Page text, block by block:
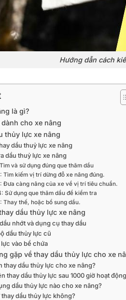
Hướng dẫn cách
là gì?
cho xe nâng
thủy lực xe nâng
dầu thuỷ lực xe nâng
dầu thuỷ lực xe nâng
và sử dụng đúng que thăm dầu
Tìm kiếm vị trí dừng đỗ xe nâng đúng.
Đưa càng nâng của xe về vị trí tiêu chuẩn.
Sử dụng que thăm dầu để kiểm tra
Thay thế, hoặc bổ sung dầu.
dầu thủy lực xe nâng
nhớt và dụng cụ thay dầu
dầu thủy lực cũ
vào bể chứa
gặp về thay dầu thủy lực cho xe
thay dầu thủy lực cho xe nâng?
thay dầu thủy lực sau 1000 giờ hoạt
dầu thủy lực nào cho xe nâng?
dầu thủy lực không?